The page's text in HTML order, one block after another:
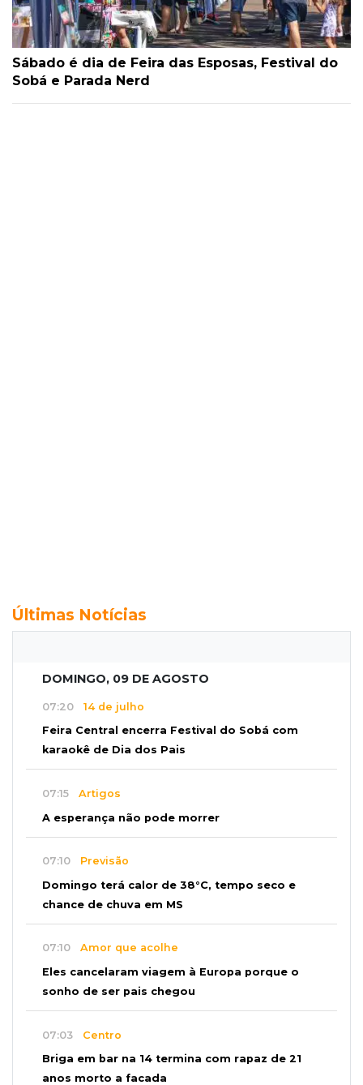
Sábado é dia de Feira das Esposas, Festival do
Sobá e Parada Nerd
Últimas Notícias
DOMINGO, 09 DE AGOSTO
07:20 14 de julho
Feira Central encerra Festival do Sobá com
karaokê de Dia dos Pais
07:15 Artigos
A esperança não pode morrer
07:10 Previsão
Domingo terá calor de 38°C, tempo seco e
chance de chuva em MS
07:10 Amor que acolhe
Eles cancelaram viagem à Europa porque o
sonho de ser pais chegou
07:03 Centro
Briga em bar na 14 termina com rapaz de 21
anos morto a facada